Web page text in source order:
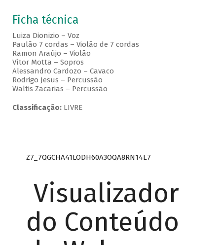
Ficha técnica
Luiza Dionizio – Voz
Paulão 7 cordas – Violão de 7 cordas
Ramon Araújo – Violão
Vítor Motta – Sopros
Alessandro Cardozo – Cavaco
Rodrigo Jesus – Percussão
Waltis Zacarias – Percussão
Classificação:LIVRE
Z7_7QGCHA41LODH60A3OQA8RN14L7
Visualizador
do Conteúdo